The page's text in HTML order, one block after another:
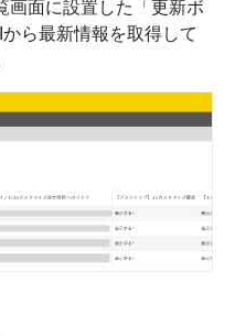
画面に設置した「更新ボ
ら最新情報を取得して